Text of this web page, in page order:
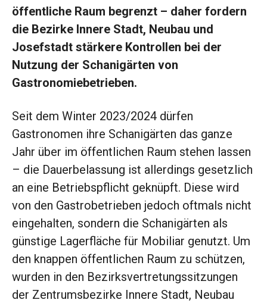
öffentliche Raum begrenzt – daher fordern
die Bezirke Innere Stadt, Neubau und
Josefstadt stärkere Kontrollen bei der
Nutzung der Schanigärten von
Gastronomiebetrieben.
Seit dem Winter 2023/2024 dürfen
Gastronomen ihre Schanigärten das ganze
Jahr über im öffentlichen Raum stehen lassen
– die Dauerbelassung ist allerdings gesetzlich
an eine Betriebspflicht geknüpft. Diese wird
von den Gastrobetrieben jedoch oftmals nicht
eingehalten, sondern die Schanigärten als
günstige Lagerfläche für Mobiliar genutzt. Um
den knappen öffentlichen Raum zu schützen,
wurden in den Bezirksvertretungssitzungen
der Zentrumsbezirke Innere Stadt, Neubau